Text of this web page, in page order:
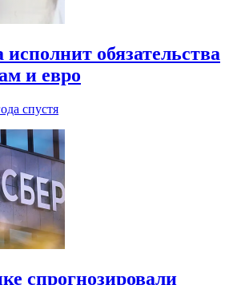
обязательства
и евро
спустя
спрогнозировали